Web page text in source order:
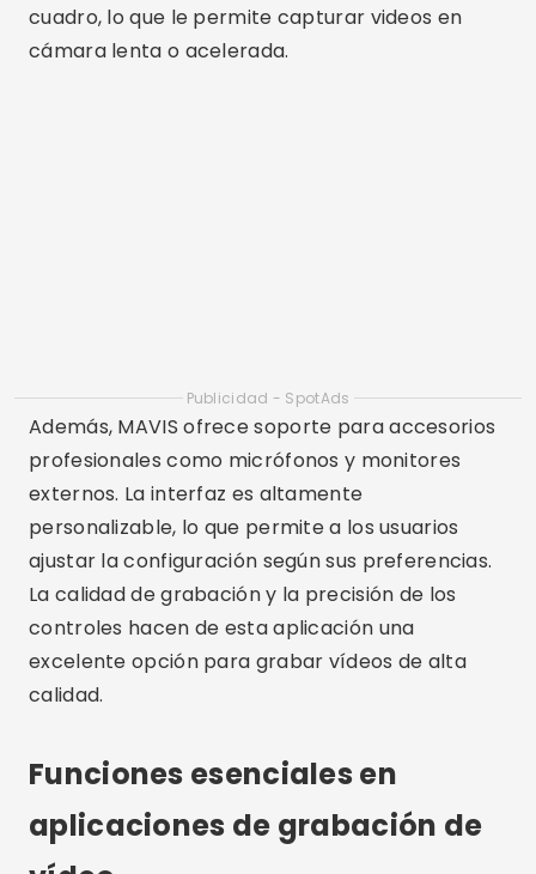
Al elegir una aplicación para grabar vídeos, es
estabilización de imagen, que ayuda a reducir el
movimiento de la cámara y mejora la calidad
general del video. Además, la capacidad de
integrar la aplicación con accesorios externos,
como micrófonos y cardanes, puede ampliar las
posibilidades de grabación. Por último, una
interfaz intuitiva y fácil de usar es esencial para
garantizar que puedas capturar vídeos de alta
calidad sin ningún problema.
¿Cuáles son las mejores aplicaciones
para grabar vídeos?